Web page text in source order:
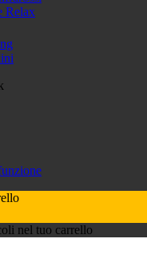
Relax
nel tuo carrello